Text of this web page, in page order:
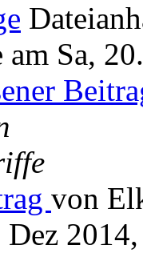
am Sa,
von